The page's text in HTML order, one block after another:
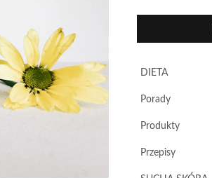
DIETA
Porady
Produkty
Przepisy